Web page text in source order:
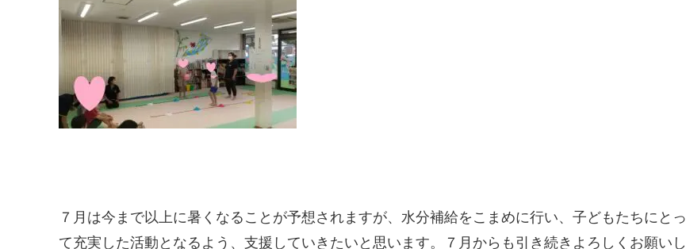
７月は今まで以上に暑くなることが予想されますが、水分補給をこまめに行い、子どもたちにとっ
て充実した活動となるよう、支援していきたいと思います。７月からも引き続きよろしくお願いし